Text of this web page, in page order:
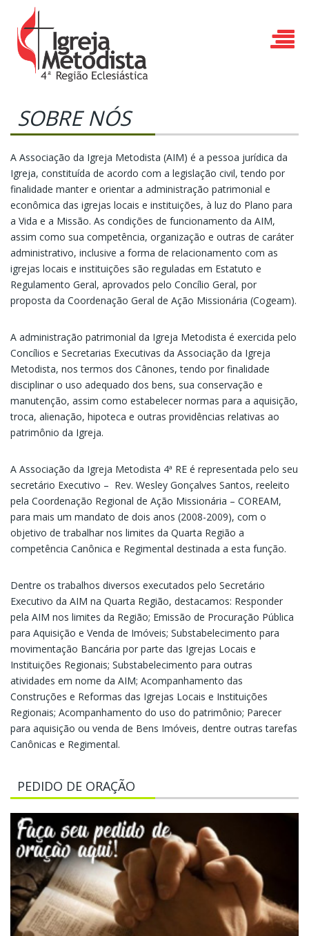
SOBRE NÓS
A Associação da Igreja Metodista (AIM) é a pessoa jurídica da
Igreja, constituída de acordo com a legislação civil, tendo por
finalidade manter e orientar a administração patrimonial e
econômica das igrejas locais e instituições, à luz do Plano para
a Vida e a Missão. As condições de funcionamento da AIM,
assim como sua competência, organização e outras de caráter
administrativo, inclusive a forma de relacionamento com as
igrejas locais e instituições são reguladas em Estatuto e
Regulamento Geral, aprovados pelo Concílio Geral, por
proposta da Coordenação Geral de Ação Missionária (Cogeam).
A administração patrimonial da Igreja Metodista é exercida pelo
Concílios e Secretarias Executivas da Associação da Igreja
Metodista, nos termos dos Cânones, tendo por finalidade
disciplinar o uso adequado dos bens, sua conservação e
manutenção, assim como estabelecer normas para a aquisição,
troca, alienação, hipoteca e outras providências relativas ao
patrimônio da Igreja.
A Associação da Igreja Metodista 4ª RE é representada pelo seu
secretário Executivo – Rev. Wesley Gonçalves Santos, reeleito
pela Coordenação Regional de Ação Missionária – COREAM,
para mais um mandato de dois anos (2008-2009), com o
objetivo de trabalhar nos limites da Quarta Região a
competência Canônica e Regimental destinada a esta função.
Dentre os trabalhos diversos executados pelo Secretário
Executivo da AIM na Quarta Região, destacamos: Responder
pela AIM nos limites da Região; Emissão de Procuração Pública
para Aquisição e Venda de Imóveis; Substabelecimento para
movimentação Bancária por parte das Igrejas Locais e
Instituições Regionais; Substabelecimento para outras
atividades em nome da AIM; Acompanhamento das
Construções e Reformas das Igrejas Locais e Instituições
Regionais; Acompanhamento do uso do patrimônio; Parecer
para aquisição ou venda de Bens Imóveis, dentre outras tarefas
Canônicas e Regimental.
PEDIDO DE ORAÇÃO